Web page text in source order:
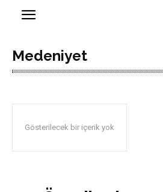
Medeniyet
Gösterilecek bir içerik yok